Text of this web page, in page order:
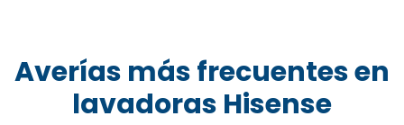
Averías más frecuentes en
lavadoras Hisense